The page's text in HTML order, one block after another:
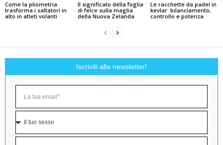
Come la pliometria
trasforma i saltatori in
alto in atleti volanti
Il significato della foglia
di felce sulla maglia
della Nuova Zelanda
Le racchette da padel in
kevlar: bilanciamento,
controllo e potenza
Iscriviti alla newsletter!